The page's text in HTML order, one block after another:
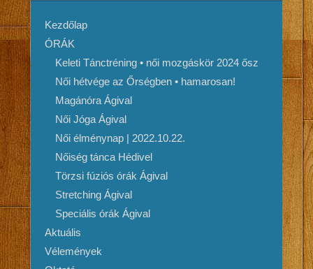
Kezdőlap
ÓRÁK
Keleti Tánctréning • női mozgáskör 2024 ősz
Női hétvége az Őrségben • hamarosan!
Magánóra Ágival
Női Jóga Ágival
Női élménynap | 2022.10.22.
Nőiség tánca Hédivel
Törzsi fúziós órák Ágival
Stretching Ágival
Speciális órák Ágival
Aktuális
Vélemények